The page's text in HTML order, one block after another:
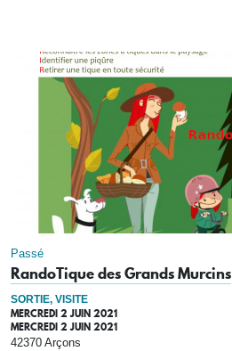
Passé
RandoTique des Grands Murcins
SORTIE, VISITE
MERCREDI 2 JUIN 2021
MERCREDI 2 JUIN 2021
42370 Arçons